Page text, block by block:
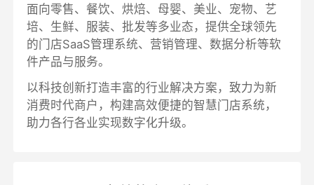
面向零售、餐饮、烘焙、母婴、美业、宠物、艺
培、生鲜、服装、批发等多业态，提供全球领先
的门店SaaS管理系统、营销管理、数据分析等软
件产品与服务。
以科技创新打造丰富的行业解决方案，致力为新
消费时代商户，构建高效便捷的智慧门店系统，
助力各行各业实现数字化升级。